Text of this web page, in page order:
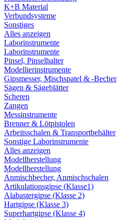
K+B Material
Verbundsysteme
Sonstiges
Alles anzeigen
Laborinstrumente
Laborinstrumente
Pinsel, Pinselhalter
Modellierinstrumente
Gipsmesser, Mischspatel & -Becher
Sägen & Sägeblätter
Scheren
Zangen
Messinstrumente
Brenner & Lötpistolen
Arbeitsschalen & Transportbehälter
Sonstige Laborinstrumente
Alles anzeigen
Modellherstellung
Modellherstellung
Anmischbecher, Anmischschalen
Artikulationsgipse (Klasse1)
Alabastergipse (Klasse 2)
Hartgipse (Klasse 3)
Superhartgipse (Klasse 4)